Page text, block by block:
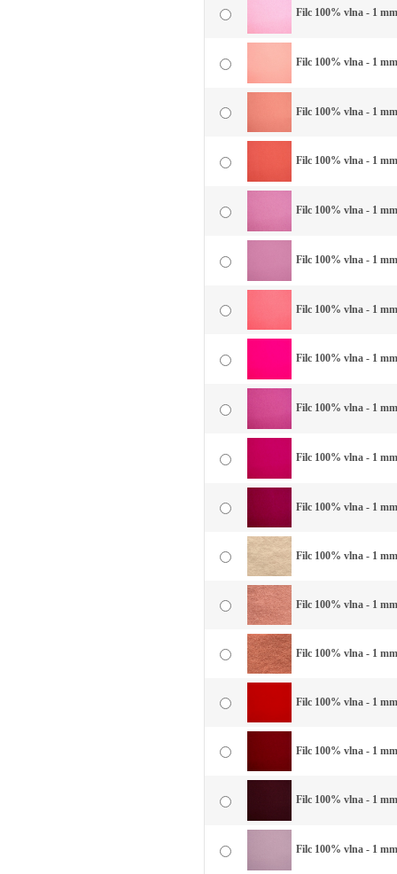
Filc 100% vlna - 1
Filc 100% vlna - 1
Filc 100% vlna - 1
Filc 100% vlna - 1
Filc 100% vlna - 1
Filc 100% vlna - 1
Filc 100% vlna - 1
Filc 100% vlna - 1
Filc 100% vlna - 1
Filc 100% vlna - 1
Filc 100% vlna - 1
Filc 100% vlna - 1
Filc 100% vlna - 1
Filc 100% vlna - 1
Filc 100% vlna - 1
Filc 100% vlna - 1
Filc 100% vlna - 1
Filc 100% vlna - 1